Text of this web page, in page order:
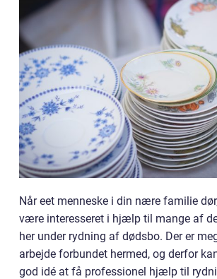
Når eet menneske i din nære familie
være interesseret i hjælp til mange af
her under rydning af dødsbo. Der er
arbejde forbundet hermed, og derfor
god idé at få professionel hjælp til